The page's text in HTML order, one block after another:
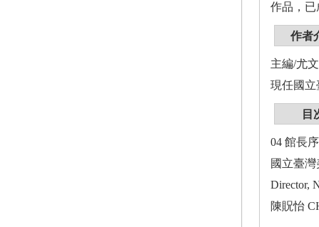
作品，已
作者
主編/尤
現任國立
目
04 館長
國立臺
Director,
陳貺怡